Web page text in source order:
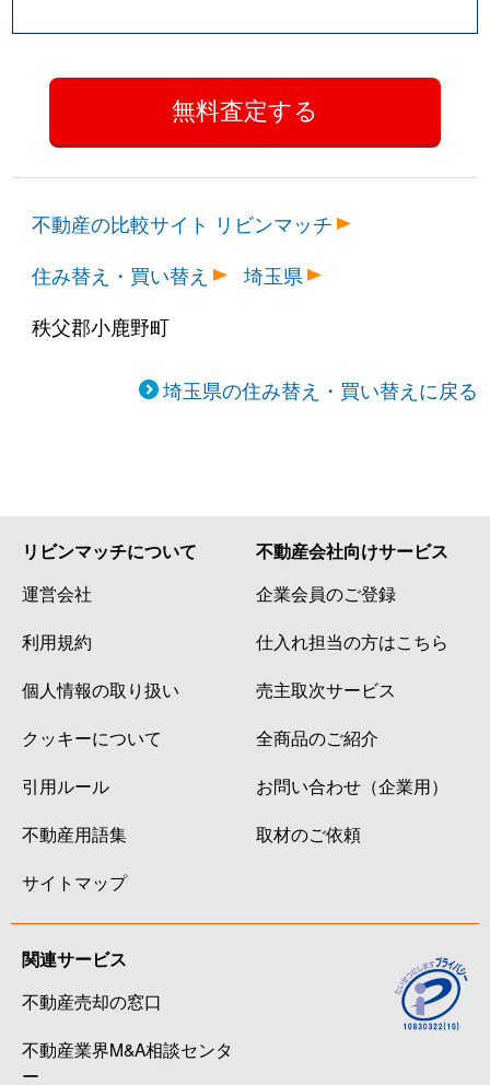
不動産の比較サイト リビンマッチ
住み替え・買い替え
埼玉県
秩父郡小鹿野町
埼玉県の住み替え・買い替えに戻る
リビンマッチについて
運営会社
利用規約
個人情報の取り扱い
クッキーについて
引用ルール
不動産用語集
サイトマップ
不動産会社向けサービス
企業会員のご登録
仕入れ担当の方はこちら
売主取次サービス
全商品のご紹介
お問い合わせ（企業用）
取材のご依頼
関連サービス
不動産売却の窓口
不動産業界M&A相談センタ
ー